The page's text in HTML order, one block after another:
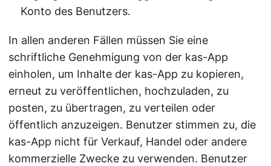
Konto des Benutzers.
In allen anderen Fällen müssen Sie eine
schriftliche Genehmigung von der kas-App
einholen, um Inhalte der kas-App zu kopieren,
erneut zu veröffentlichen, hochzuladen, zu
posten, zu übertragen, zu verteilen oder
öffentlich anzuzeigen. Benutzer stimmen zu, die
kas-App nicht für Verkauf, Handel oder andere
kommerzielle Zwecke zu verwenden. Benutzer